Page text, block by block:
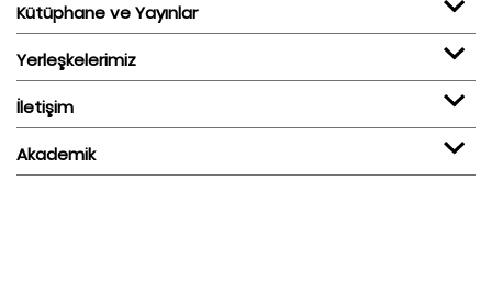
Kütüphane ve Yayınlar
Yerleşkelerimiz
İletişim
Akademik